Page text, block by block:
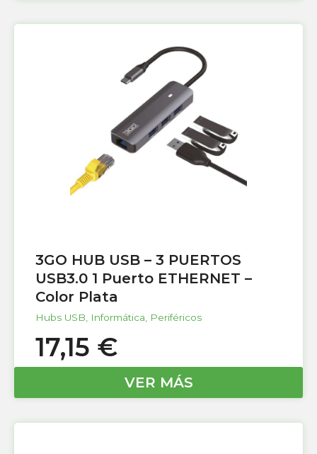
3GO HUB USB – 3 PUERTOS
USB3.0 1 Puerto ETHERNET –
Color Plata
Hubs USB Informática Periféricos
17,15 €
VER MÁS